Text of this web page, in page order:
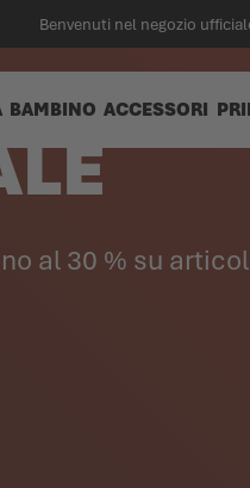
Benvenuti nel negozio
BAMBINO ACCESSORI
al 30 % su